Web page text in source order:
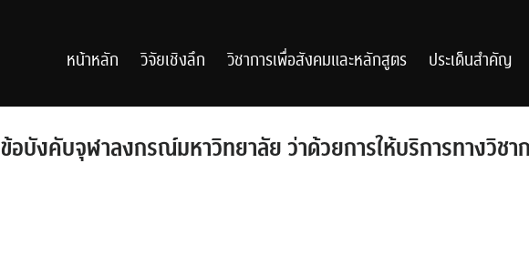
หน้าหลัก วิจัยเชิงลึก วิชาการเพื่อสังคมและหลักสูตร ประเด็นสำคัญ
ข้อบังคับจุฬาลงกรณ์มหาวิทยาลัย ว่าด้วยการให้บริการทางวิชา